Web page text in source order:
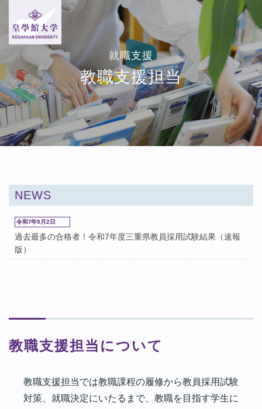
教職支援担当
就職支援
NEWS
令和7年9月2日
過去最多の合格者！令和7年度三重県教員採用試験結果（速報
版）
教職支援担当について
教職支援担当では教職課程の履修から教員採用試験
対策、就職決定にいたるまで、教職を目指す学生に